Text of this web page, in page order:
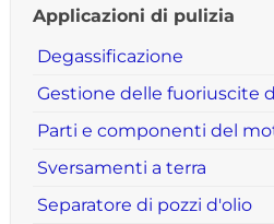
Applicazioni di pulizia
Degassificazione
Gestione delle fuoriuscite
Parti e componenti del
Sversamenti a terra
Separatore di pozzi d'olio